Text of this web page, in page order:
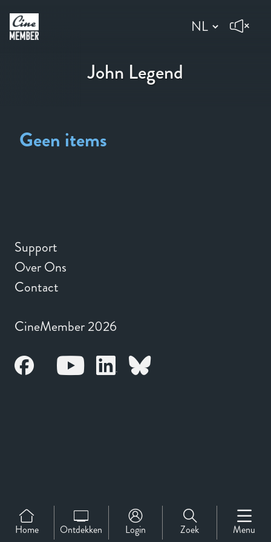
John Legend
Geen items
Home Ontdekken Login Zoek Menu
CineMember 2026
Support
Over Ons
Contact